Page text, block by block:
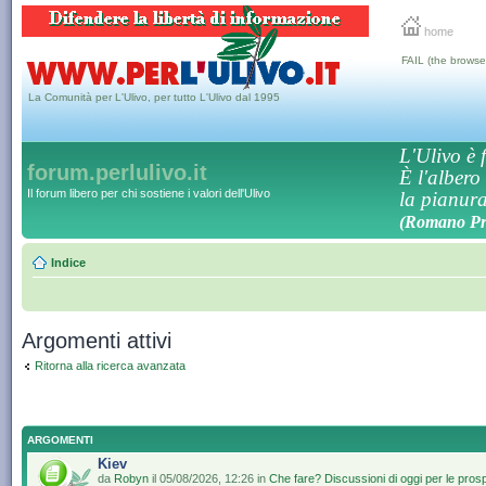
home
La Comunità per L'Ulivo, per tutto L'Ulivo dal 1995
FAIL (the
forum.perlulivo.it
Il forum libero per chi sostiene i valori dell'Ulivo
L'Ulivo è
È l'albero
la
(Romano
Indice
Argomenti attivi
Ritorna alla ricerca avanzata
ARGOMENTI
Kiev
da Robyn il 05/08/2026, 12:26 in Che fare? Discussioni di oggi per le